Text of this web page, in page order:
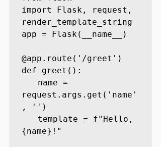
import Flask, request,
render_template_string
app = Flask(__name__)
@app.route('/greet')
def greet():
name =
request.args.get('name'
, '')
template = f"Hello,
{name}!"